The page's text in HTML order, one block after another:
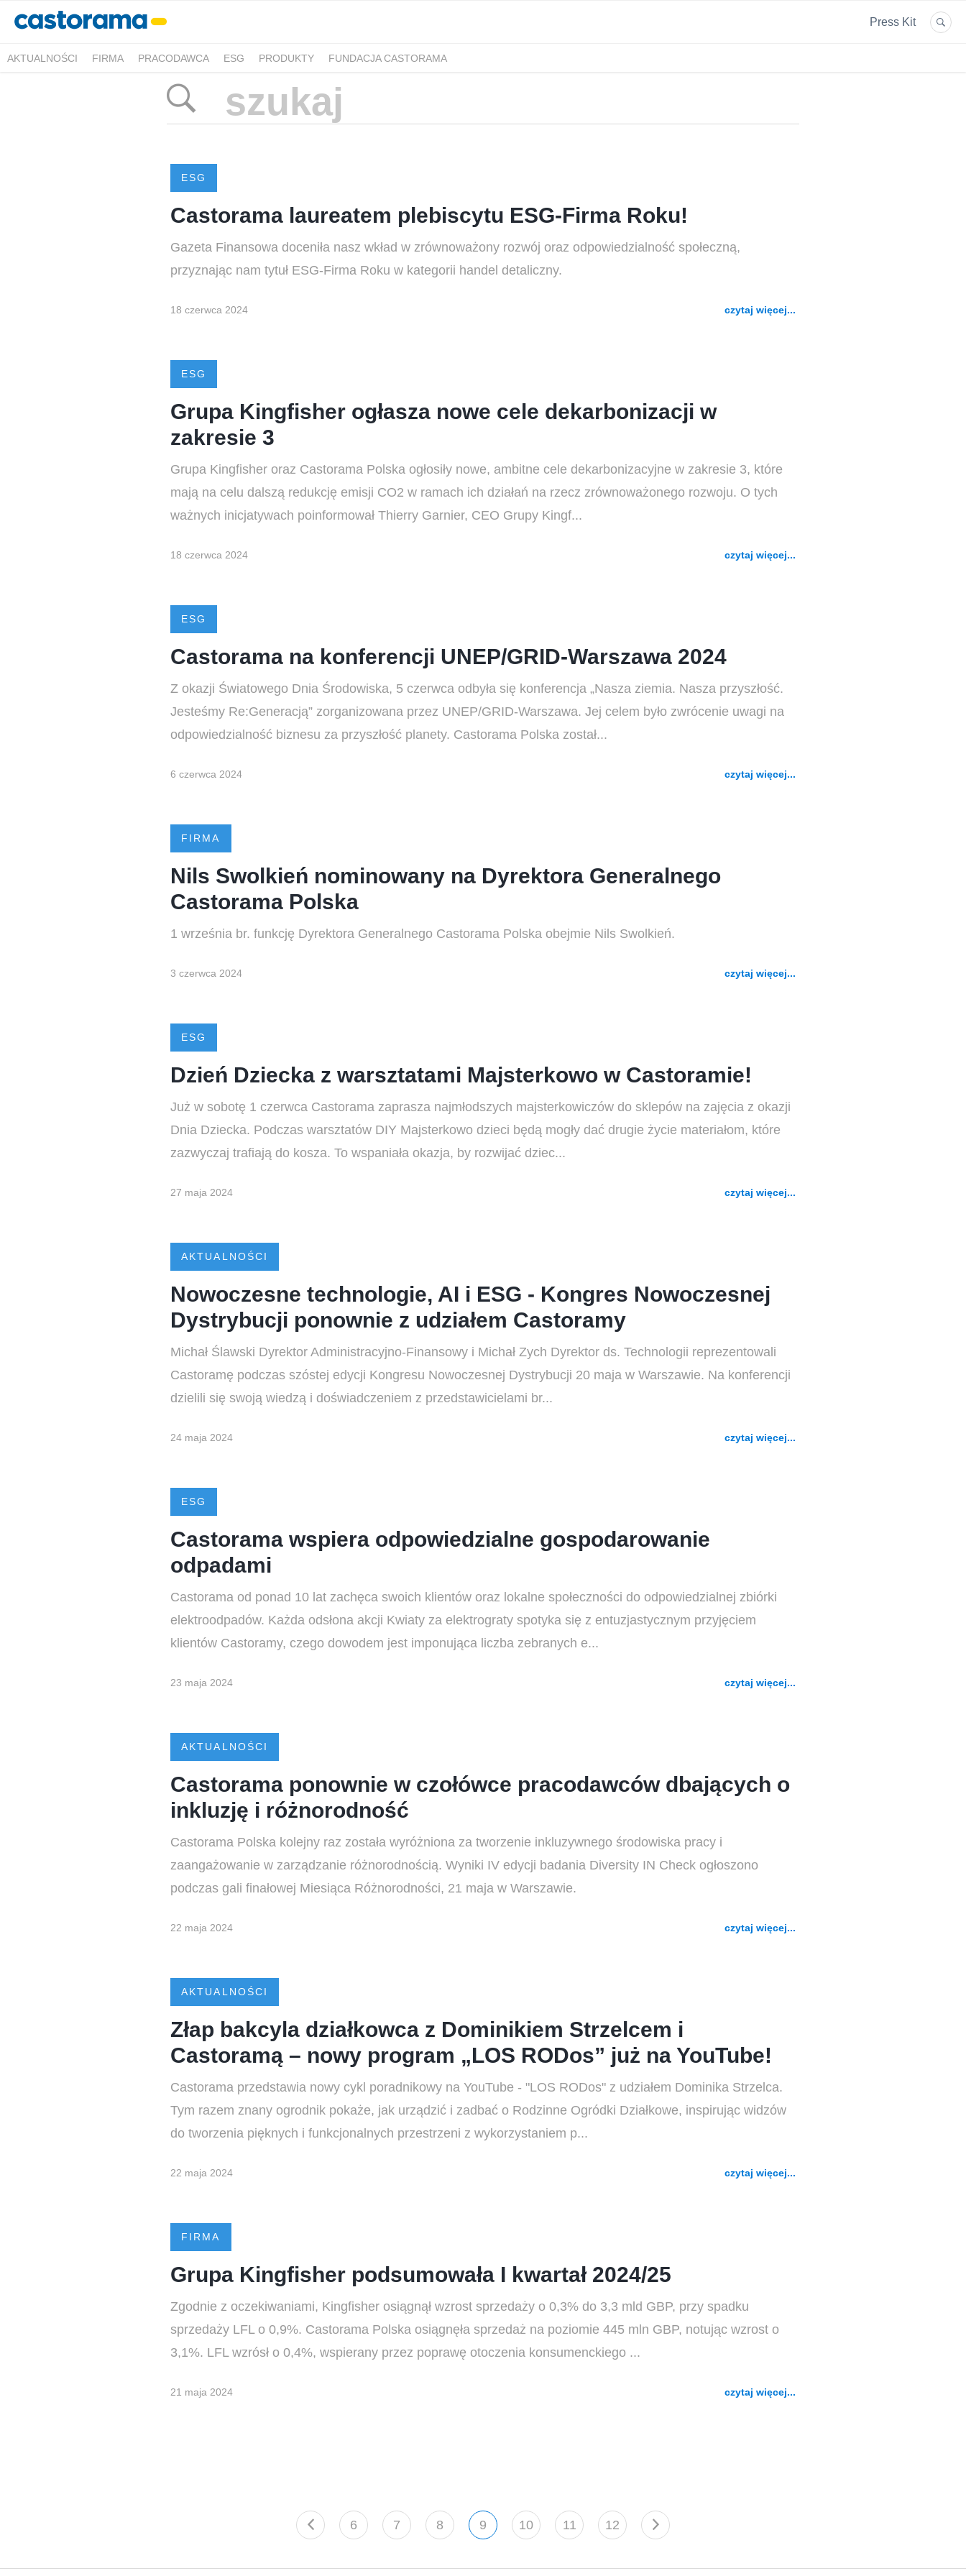
Press Kit
AKTUALNOŚCI FIRMA PRACODAWCA ESG PRODUKTY FUNDACJA CASTORAMA
ESG
Castorama laureatem plebiscytu ESG-Firma Roku!
Gazeta Finansowa doceniła nasz wkład w zrównoważony rozwój oraz odpowiedzialność społeczną,
przyznając nam tytuł ESG-Firma Roku w kategorii handel detaliczny.
18 czerwca 2024 czytaj więcej...
ESG
Grupa Kingfisher ogłasza nowe cele dekarbonizacji w
zakresie 3
Grupa Kingfisher oraz Castorama Polska ogłosiły nowe, ambitne cele dekarbonizacyjne w zakresie 3, które
mają na celu dalszą redukcję emisji CO2 w ramach ich działań na rzecz zrównoważonego rozwoju. O tych
ważnych inicjatywach poinformował Thierry Garnier, CEO Grupy Kingf...
18 czerwca 2024 czytaj więcej...
ESG
Castorama na konferencji UNEP/GRID-Warszawa 2024
Z okazji Światowego Dnia Środowiska, 5 czerwca odbyła się konferencja „Nasza ziemia. Nasza przyszłość.
Jesteśmy Re:Generacją” zorganizowana przez UNEP/GRID-Warszawa. Jej celem było zwrócenie uwagi na
odpowiedzialność biznesu za przyszłość planety. Castorama Polska został...
6 czerwca 2024 czytaj więcej...
FIRMA
Nils Swolkień nominowany na Dyrektora Generalnego
Castorama Polska
1 września br. funkcję Dyrektora Generalnego Castorama Polska obejmie Nils Swolkień.
3 czerwca 2024 czytaj więcej...
ESG
Dzień Dziecka z warsztatami Majsterkowo w Castoramie!
Już w sobotę 1 czerwca Castorama zaprasza najmłodszych majsterkowiczów do sklepów na zajęcia z okazji
Dnia Dziecka. Podczas warsztatów DIY Majsterkowo dzieci będą mogły dać drugie życie materiałom, które
zazwyczaj trafiają do kosza. To wspaniała okazja, by rozwijać dziec...
27 maja 2024 czytaj więcej...
AKTUALNOŚCI
Nowoczesne technologie, AI i ESG - Kongres Nowoczesnej
Dystrybucji ponownie z udziałem Castoramy
Michał Ślawski Dyrektor Administracyjno-Finansowy i Michał Zych Dyrektor ds. Technologii reprezentowali
Castoramę podczas szóstej edycji Kongresu Nowoczesnej Dystrybucji 20 maja w Warszawie. Na konferencji
dzielili się swoją wiedzą i doświadczeniem z przedstawicielami br...
24 maja 2024 czytaj więcej...
ESG
Castorama wspiera odpowiedzialne gospodarowanie
odpadami
Castorama od ponad 10 lat zachęca swoich klientów oraz lokalne społeczności do odpowiedzialnej zbiórki
elektroodpadów. Każda odsłona akcji Kwiaty za elektrograty spotyka się z entuzjastycznym przyjęciem
klientów Castoramy, czego dowodem jest imponująca liczba zebranych e...
23 maja 2024 czytaj więcej...
AKTUALNOŚCI
Castorama ponownie w czołówce pracodawców dbających o
inkluzję i różnorodność
Castorama Polska kolejny raz została wyróżniona za tworzenie inkluzywnego środowiska pracy i
zaangażowanie w zarządzanie różnorodnością. Wyniki IV edycji badania Diversity IN Check ogłoszono
podczas gali finałowej Miesiąca Różnorodności, 21 maja w Warszawie.
22 maja 2024 czytaj więcej...
AKTUALNOŚCI
Złap bakcyla działkowca z Dominikiem Strzelcem i
Castoramą – nowy program „LOS RODos” już na YouTube!
Castorama przedstawia nowy cykl poradnikowy na YouTube - "LOS RODos" z udziałem Dominika Strzelca.
Tym razem znany ogrodnik pokaże, jak urządzić i zadbać o Rodzinne Ogródki Działkowe, inspirując widzów
do tworzenia pięknych i funkcjonalnych przestrzeni z wykorzystaniem p...
22 maja 2024 czytaj więcej...
FIRMA
Grupa Kingfisher podsumowała I kwartał 2024/25
Zgodnie z oczekiwaniami, Kingfisher osiągnął wzrost sprzedaży o 0,3% do 3,3 mld GBP, przy spadku
sprzedaży LFL o 0,9%. Castorama Polska osiągnęła sprzedaż na poziomie 445 mln GBP, notując wzrost o
3,1%. LFL wzrósł o 0,4%, wspierany przez poprawę otoczenia konsumenckiego ...
21 maja 2024 czytaj więcej...
6 7 8 9 10 11 12